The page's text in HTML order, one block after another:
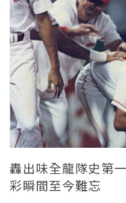
轟出味全龍隊史第
彩瞬間至今難忘